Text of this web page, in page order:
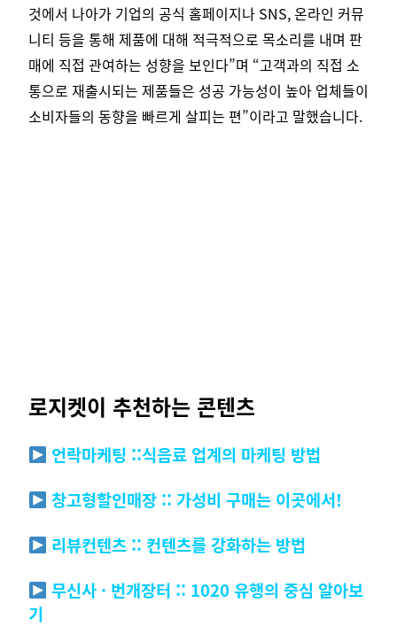
것에서 나아가 기업의 공식 홈페이지나 SNS, 온라인 커뮤
니티 등을 통해 제품에 대해 적극적으로 목소리를 내며 판
매에 직접 관여하는 성향을 보인다”며 “고객과의 직접 소
통으로 재출시되는 제품들은 성공 가능성이 높아 업체들이
소비자들의 동향을 빠르게 살피는 편”이라고 말했습니다.
로지켓이 추천하는 콘텐츠
언락마케팅 ::식음료 업계의 마케팅 방법
창고형할인매장 :: 가성비 구매는 이곳에서!
리뷰컨텐츠 :: 컨텐츠를 강화하는 방법
무신사 · 번개장터 :: 1020 유행의 중심 알아보
기